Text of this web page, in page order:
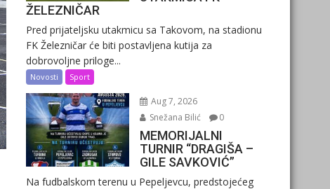
ŽELEZNIČAR
Pred prijateljsku utakmicu sa Takovom, na stadionu
FK Železničar će biti postavljena kutija za
dobrovoljne priloge...
Novosti Sport
Aug 7, 2026
Snežana Bilić
0
MEMORIJALNI
TURNIR “DRAGIŠA –
GILE SAVKOVIĆ”
Na fudbalskom terenu u Pepeljevcu, predstojećeg